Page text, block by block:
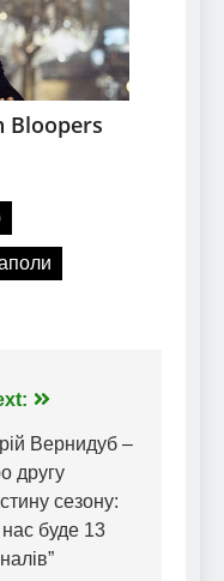
Вернидуб –
другу
сезону:
нас буде 13